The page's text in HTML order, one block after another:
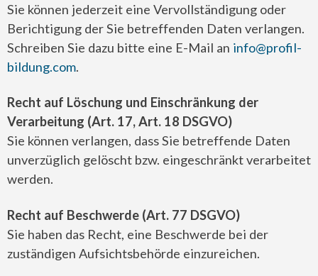
Sie können jederzeit eine Vervollständigung oder
Berichtigung der Sie betreffenden Daten verlangen.
Schreiben Sie dazu bitte eine E-Mail an info@profil-
bildung.com.
Recht auf Löschung und Einschränkung der
Verarbeitung (Art. 17, Art. 18 DSGVO)
Sie können verlangen, dass Sie betreffende Daten
unverzüglich gelöscht bzw. eingeschränkt verarbeitet
werden.
Recht auf Beschwerde (Art. 77 DSGVO)
Sie haben das Recht, eine Beschwerde bei der
zuständigen Aufsichtsbehörde einzureichen.